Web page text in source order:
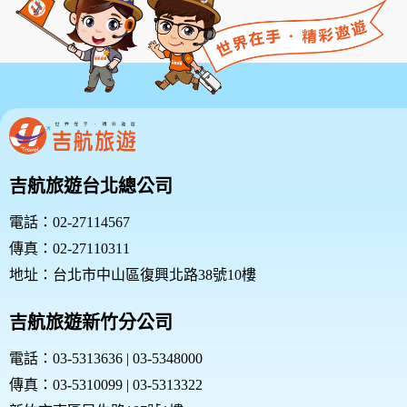
吉航旅遊台北總公司
電話：02-27114567
傳真：02-27110311
地址：台北市中山區復興北路38號10樓
吉航旅遊新竹分公司
電話：03-5313636 | 03-5348000
傳真：03-5310099 | 03-5313322